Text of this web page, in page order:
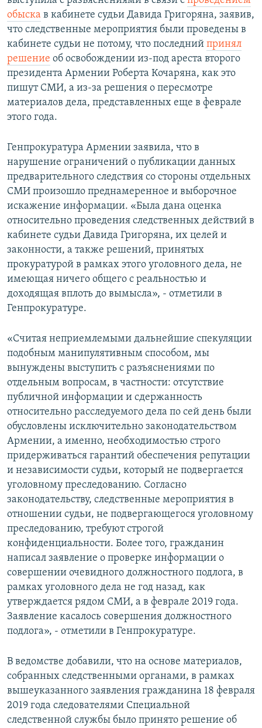
обыска в кабинете судьи Давида Григоряна, заявив,
что следственные мероприятия были проведены в
кабинете судьи не потому, что последний принял
решение об освобождении из-под ареста второго
президента Армении Роберта Кочаряна, как это
пишут СМИ, а из-за решения о пересмотре
материалов дела, представленных еще в феврале
этого года.
Генпрокуратура Армении заявила, что в
нарушение ограничений о публикации данных
предварительного следствия со стороны отдельных
СМИ произошло преднамеренное и выборочное
искажение информации. «Была дана оценка
относительно проведения следственных действий в
кабинете судьи Давида Григоряна, их целей и
законности, а также решений, принятых
прокуратурой в рамках этого уголовного дела, не
имеющая ничего общего с реальностью и
доходящая вплоть до вымысла», - отметили в
Генпрокуратуре.
«Считая неприемлемыми дальнейшие спекуляции
подобным манипулятивным способом, мы
вынуждены выступить с разъяснениями по
отдельным вопросам, в частности: отсутствие
публичной информации и сдержанность
относительно расследуемого дела по сей день были
обусловлены исключительно законодательством
Армении, а именно, необходимостью строго
придерживаться гарантий обеспечения репутации
и независимости судьи, который не подвергается
уголовному преследованию. Согласно
законодательству, следственные мероприятия в
отношении судьи, не подвергающегося уголовному
преследованию, требуют строгой
конфиденциальности. Более того, гражданин
написал заявление о проверке информации о
совершении очевидного должностного подлога, в
рамках уголовного дела не год назад, как
утверждается рядом СМИ, а в феврале 2019 года.
Заявление касалось совершения должностного
подлога», - отметили в Генпрокуратуре.
В ведомстве добавили, что на основе материалов,
собранных следственными органами, в рамках
вышеуказанного заявления гражданина 18 февраля
2019 года следователями Специальной
следственной службы было принято решение об